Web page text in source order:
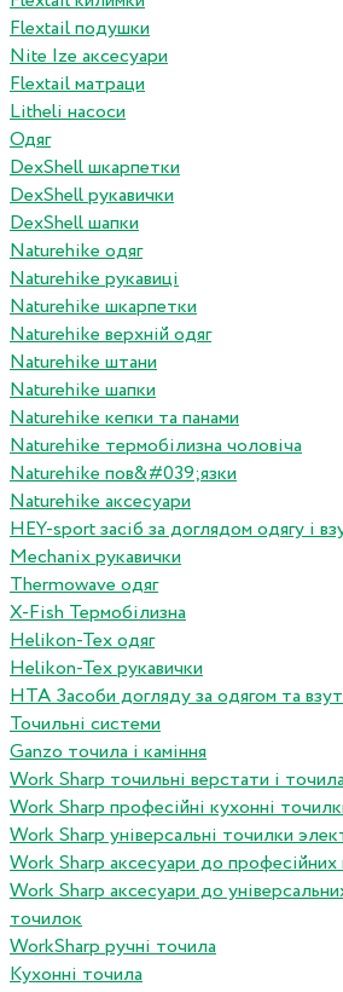
Flextail подушки
Nite Ize аксесуари
Flextail матраци
Litheli насоси
Одяг
DexShell шкарпетки
DexShell рукавички
DexShell шапки
Naturehike одяг
Naturehike рукавиці
Naturehike шкарпетки
Naturehike верхній одяг
Naturehike штани
Naturehike шапки
Naturehike кепки та панами
Naturehike термобілизна чоловіча
Naturehike пов&#039;язки
Naturehike аксесуари
HEY-sport засіб за доглядом одягу і
Mechanix рукавички
Thermowave одяг
X-Fish Термобілизна
Helikon-Tex одяг
Helikon-Tex рукавички
HTA Засоби догляду за одягом та
Точильні системи
Ganzo точила і каміння
Work Sharp точильні верстати і
Work Sharp професiйнi кухоннi
Work Sharp унiверсальнi точилки
Work Sharp аксесуари до
Work Sharp аксесуари до
точилок
WorkSharp ручні точила
Кухонні точила